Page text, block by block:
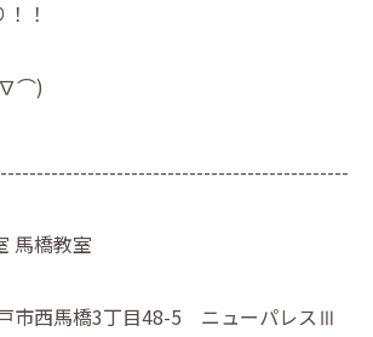
！
馬橋教室
市西馬橋3丁目48-5 ニューパレスⅢ